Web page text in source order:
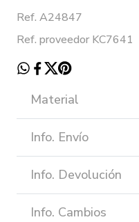
Ref. A24847
Ref. proveedor KC7641
Material
Info. Envío
Info. Devolución
Info. Cambios